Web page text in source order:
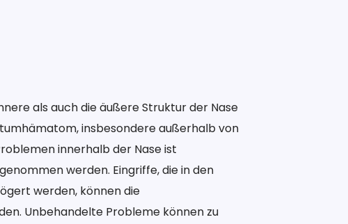
als auch die äußere Struktur der Nase
insbesondere außerhalb von
innerhalb der Nase ist
werden. Eingriffe, die in den
werden, können die
Unbehandelte Probleme können zu